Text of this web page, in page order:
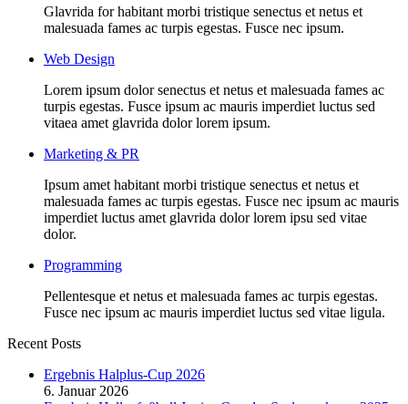
Glavrida for habitant morbi tristique senectus et netus et
malesuada fames ac turpis egestas. Fusce nec ipsum.
Web Design
Lorem ipsum dolor senectus et netus et malesuada fames ac
turpis egestas. Fusce ipsum ac mauris imperdiet luctus sed
vitaea amet glavrida dolor lorem ipsum.
Marketing & PR
Ipsum amet habitant morbi tristique senectus et netus et
malesuada fames ac turpis egestas. Fusce nec ipsum ac mauris
imperdiet luctus amet glavrida dolor lorem ipsu sed vitae
dolor.
Programming
Pellentesque et netus et malesuada fames ac turpis egestas.
Fusce nec ipsum ac mauris imperdiet luctus sed vitae ligula.
Recent Posts
Ergebnis Halplus-Cup 2026
6. Januar 2026